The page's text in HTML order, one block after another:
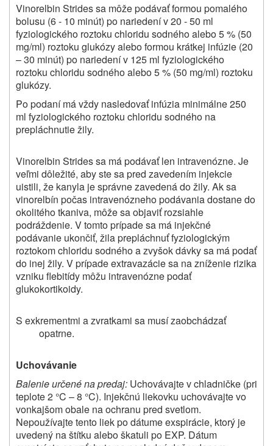
Vinorelbin Strides sa môže podávať formou pomalého
bolusu (6 ‑ 10 minút) po nariedení v 20 ‑ 50 ml
fyziologického roztoku chloridu sodného alebo 5 % (50
mg/ml) roztoku glukózy alebo formou krátkej infúzie (20
– 30 minút) po nariedení v 125 ml fyziologického
roztoku chloridu sodného alebo 5 % (50 mg/ml) roztoku
glukózy.
Po podaní má vždy nasledovať infúzia minimálne 250
ml fyziologického roztoku chloridu sodného na
prepláchnutie žily.
Vinorelbin Strides sa má podávať len intravenózne. Je
veľmi dôležité, aby ste sa pred zavedením injekcie
uistili, že kanyla je správne zavedená do žily. Ak sa
vinorelbín počas intravenózneho podávania dostane do
okolitého tkaniva, môže sa objaviť rozsiahle
podráždenie. V tomto prípade sa má injekčné
podávanie ukončiť, žila prepláchnuť fyziologickým
roztokom chloridu sodného a zvyšok dávky sa má podať
do inej žily. V prípade extravazácie sa na zníženie rizika
vzniku flebitídy môžu intravenózne podať
glukokortikoidy.
S exkrementmi a zvratkami sa musí zaobchádzať
opatrne.
Uchovávanie
Balenie určené na predaj: Uchovávajte v chladničke (pri
teplote 2 °C – 8 °C). Injekčnú liekovku uchovávajte vo
vonkajšom obale na ochranu pred svetlom.
Nepoužívajte tento liek po dátume exspirácie, ktorý je
uvedený na štítku alebo škatuli po EXP. Dátum